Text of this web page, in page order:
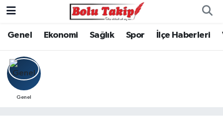
Genel Ekonomi Sağlık Spor İlçe Haberleri
Genel